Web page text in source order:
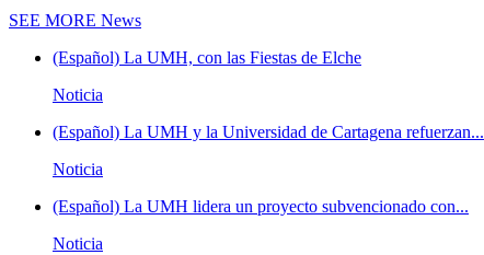
SEE MORE News
(Español) La UMH, con las Fiestas de Elche
Noticia
(Español) La UMH y la Universidad de Cartagena refuerzan...
Noticia
(Español) La UMH lidera un proyecto subvencionado con...
Noticia